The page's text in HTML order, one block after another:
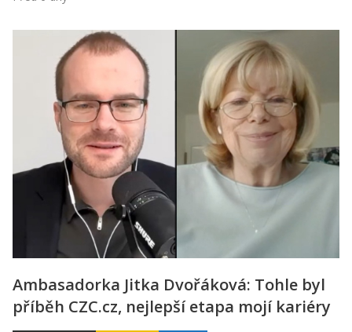
Ambasadorka Jitka Dvořáková: Tohle byl
příběh CZC.cz, nejlepší etapa mojí kariéry